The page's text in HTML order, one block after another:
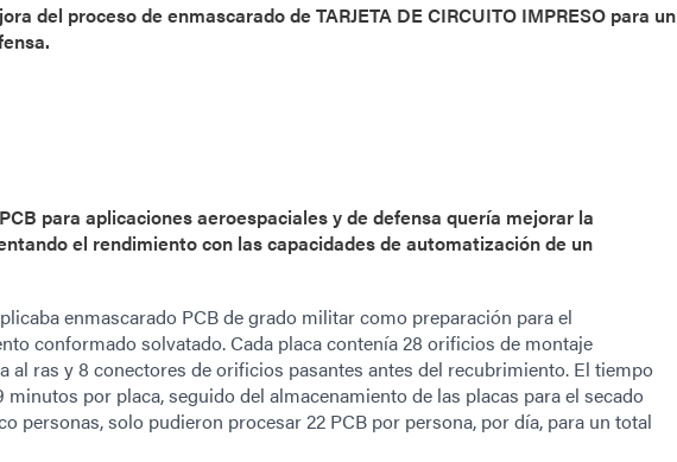
del proceso de enmascarado de TARJETA DE CIRCUITO IMPRESO para un
para aplicaciones aeroespaciales y de defensa quería mejorar la
el rendimiento con las capacidades de automatización de un
enmascarado PCB de grado militar como preparación para el
conformado solvatado. Cada placa contenía 28 orificios de montaje
al ras y 8 conectores de orificios pasantes antes del recubrimiento. El tiempo
minutos por placa, seguido del almacenamiento de las placas para el secado
personas, solo pudieron procesar 22 PCB por persona, por día, para un total